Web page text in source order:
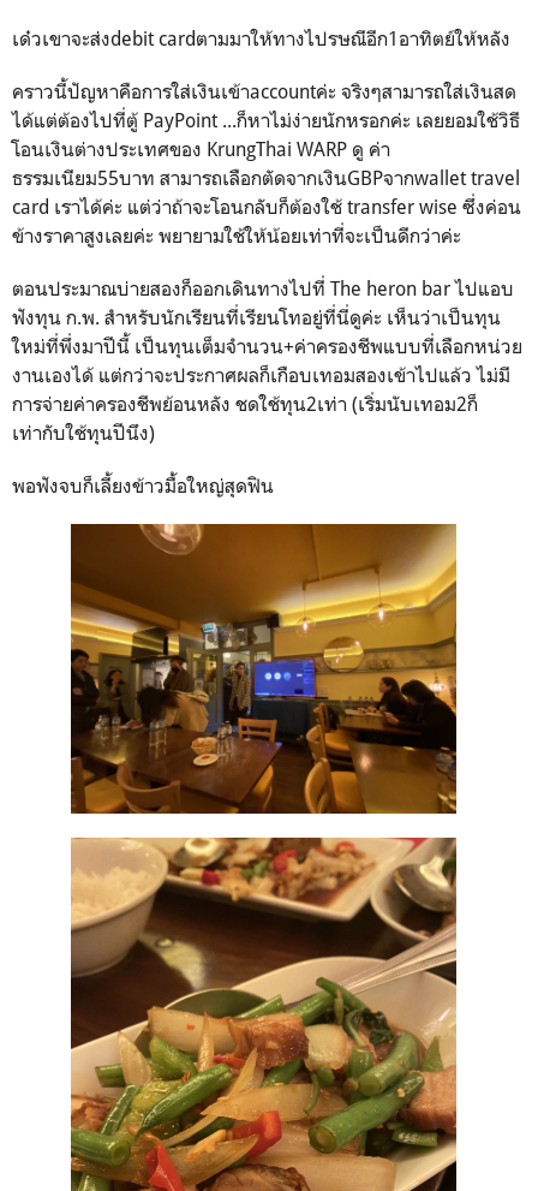
เด๋วเขาจะส่งdebit cardตามมาให้ทางไปรษณีอีก1อาทิตย์ให้หลัง
คราวนี้ปัญหาคือการใส่เงินเข้าaccountค่ะ จริงๆสามารถใส่เงินสด
ได้แต่ต้องไปที่ตู้ PayPoint ...ก็หาไม่ง่ายนักหรอกค่ะ เลยยอมใช้วิธี
โอนเงินต่างประเทศของ KrungThai WARP ดู ค่า
ธรรมเนียม55บาท สามารถเลือกตัดจากเงินGBPจากwallet travel
card เราได้ค่ะ แต่ว่าถ้าจะโอนกลับก็ต้องใช้ transfer wise ซึ่งค่อน
ข้างราคาสูงเลยค่ะ พยายามใช้ให้น้อยเท่าที่จะเป็นดีกว่าค่ะ
ตอนประมาณบ่ายสองก็ออกเดินทางไปที่ The heron bar ไปแอบ
ฟังทุน ก.พ. สำหรับนักเรียนที่เรียนโทอยู่ที่นี่ดูค่ะ เห็นว่าเป็นทุน
ใหม่ที่พึ่งมาปีนี้ เป็นทุนเต็มจำนวน+ค่าครองชีพแบบที่เลือกหน่วย
งานเองได้ แต่กว่าจะประกาศผลก็เกือบเทอมสองเข้าไปแล้ว ไม่มี
การจ่ายค่าครองชีพย้อนหลัง ชดใช้ทุน2เท่า (เริ่มนับเทอม2ก็
เท่ากับใช้ทุนปีนึง)
พอฟังจบก็เลี้ยงข้าวมื้อใหญ่สุดฟิน